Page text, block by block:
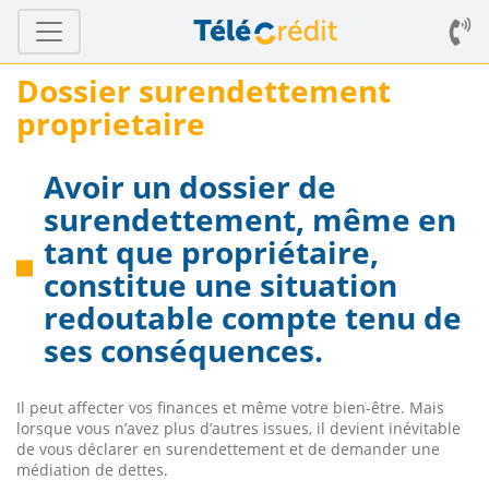
Dossier surendettement
proprietaire
Avoir un dossier de
surendettement, même en
tant que propriétaire,
constitue une situation
redoutable compte tenu de
ses conséquences.
Il peut affecter vos finances et même votre bien-être. Mais
lorsque vous n’avez plus d’autres issues, il devient inévitable
de vous déclarer en surendettement et de demander une
médiation de dettes.